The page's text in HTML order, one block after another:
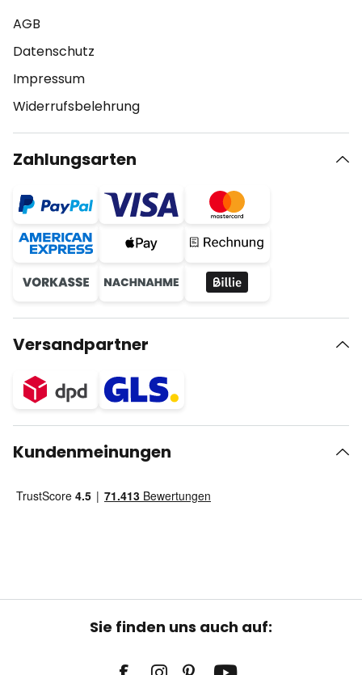
AGB
Datenschutz
Impressum
Widerrufsbelehrung
Zahlungsarten
Versandpartner
Kundenmeinungen
Sie finden uns auch auf: